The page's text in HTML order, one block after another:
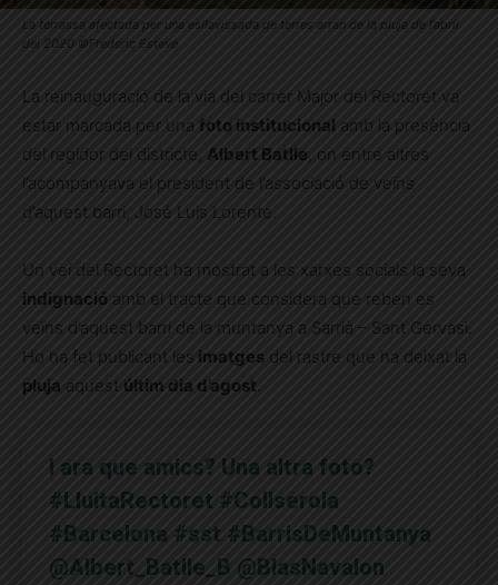
La terrassa afectada per una esllavissada de terres arran de la pluja de l’abril
del 2020 ©Frederic Esteve
La reinauguració de la via del carrer Major del Rectoret va
estar marcada per una foto institucional amb la presència
del regidor del districte, Albert Batlle , on entre altres
l’acompanyava el president de l’associació de veïns
d’aquest barri, José Luis Lorente.
Un veí del Rectoret ha mostrat a les xarxes socials la seva
indignació amb el tracte que considera que reben es
veïns d’aquest barri de la muntanya a Sarrià – Sant Gervasi.
Ho ha fet publicant les imatges del rastre que ha deixat la
pluja aquest últim dia d’agost
I ara que amics? Una altra foto?
#LluitaRectoret #Collserola
#Barcelona #sst #BarrisDeMuntanya
@Albert_Batlle_B @BlasNavalon